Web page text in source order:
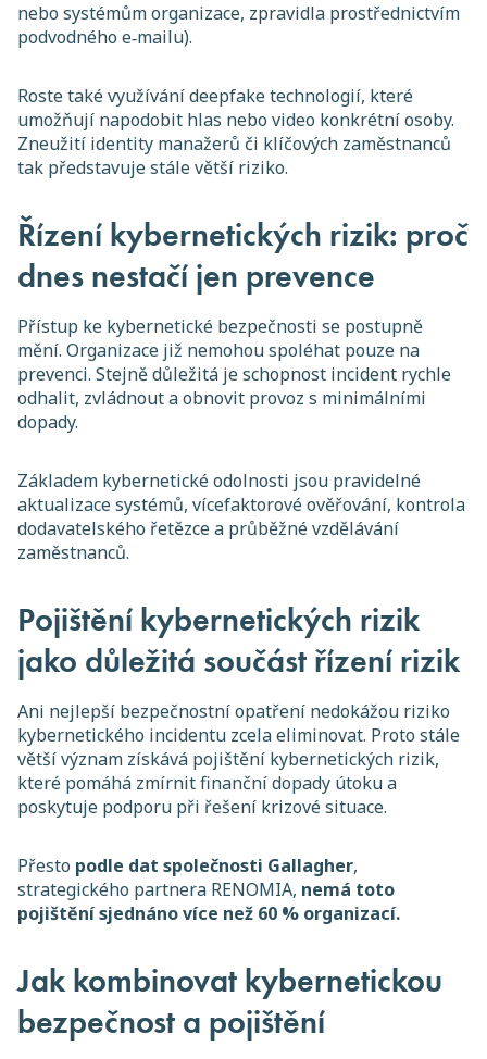
nebo systémům organizace, zpravidla prostřednictvím
podvodného e‑mailu).
Roste také využívání deepfake technologií, které
umožňují napodobit hlas nebo video konkrétní osoby.
Zneužití identity manažerů či klíčových zaměstnanců
tak představuje stále větší riziko.
Řízení kybernetických rizik: proč
dnes nestačí jen prevence
Přístup ke kybernetické bezpečnosti se postupně
mění. Organizace již nemohou spoléhat pouze na
prevenci. Stejně důležitá je schopnost incident rychle
odhalit, zvládnout a obnovit provoz s minimálními
dopady.
Základem kybernetické odolnosti jsou pravidelné
aktualizace systémů, vícefaktorové ověřování, kontrola
dodavatelského řetězce a průběžné vzdělávání
zaměstnanců.
Pojištění kybernetických rizik
jako důležitá součást řízení rizik
Ani nejlepší bezpečnostní opatření nedokážou riziko
kybernetického incidentu zcela eliminovat. Proto stále
větší význam získává pojištění kybernetických rizik,
které pomáhá zmírnit finanční dopady útoku a
poskytuje podporu při řešení krizové situace.
Přesto podle dat společnosti Gallagher,
strategického partnera RENOMIA, nemá toto
pojištění sjednáno více než 60 % organizací.
Jak kombinovat kybernetickou
bezpečnost a pojištění